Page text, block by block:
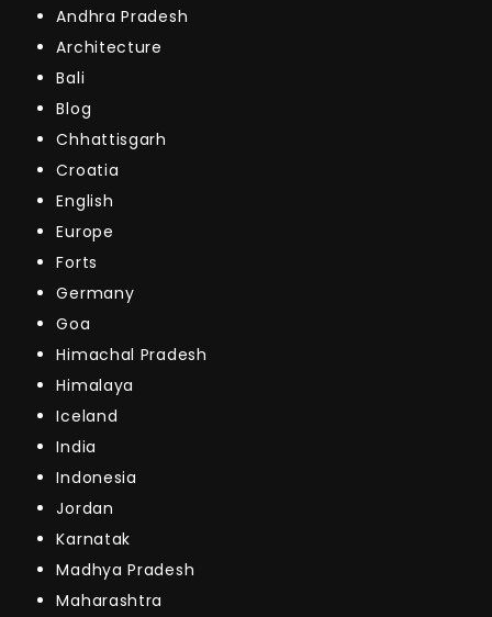
Andhra Pradesh
Architecture
Bali
Blog
Chhattisgarh
Croatia
English
Europe
Forts
Germany
Goa
Himachal Pradesh
Himalaya
Iceland
India
Indonesia
Jordan
Karnatak
Madhya Pradesh
Maharashtra